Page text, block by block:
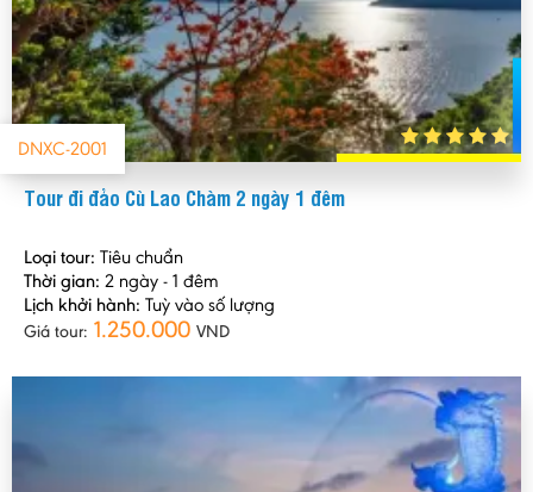
DNXC-2001
Tour đi đảo Cù Lao Chàm 2 ngày 1 đêm
Loại tour: Tiêu chuẩn
Thời gian: 2 ngày - 1 đêm
Lịch khởi hành: Tuỳ vào số lượng
Giá tour: 1.250.000 VND